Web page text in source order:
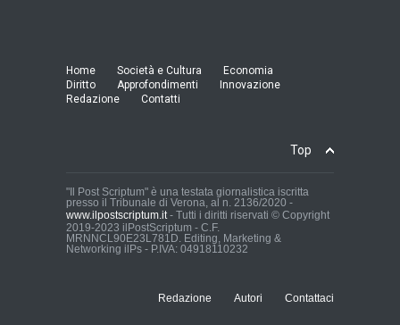
21:25, 04/03/26
Verona Domani, aumenta il
In Memoria di Albino Perolo:
L'Uomo che ha reso
possibile il Parco delle Mura
Cronaca Locale: Veneto e Verona
Home Società e Cultura
Economia
Diritto
Approfondimenti
Innovazione
Redazione
Contatti
Top
"Il Post Scriptum" è una testata giornalistica iscritta
presso il Tribunale di Verona, al n. 2136/2020 -
www.ilpostscriptum.it- Tutti i diritti riservati © Copyright
2019-2023 ilPostScriptum - C.F.
MRNNCL90E23L781D. Editing, Marketing &
Networking ilPs - P.IVA: 04918110232
Redazione Autori Contattaci